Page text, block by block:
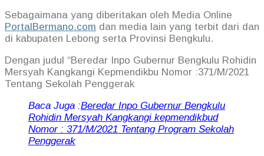
Sebagaimana yang diberitakan oleh Media Online
PortalBermano.com dan media lain yang terbit dari dan
di kabupaten Lebong serta Provinsi Bengkulu.
Dengan judul “Beredar Inpo Gubernur Bengkulu Rohidin
Mersyah Kangkangi Kepmendikbu Nomor :371/M/2021
Tentang Sekolah Penggerak
Baca Juga :Beredar Inpo Gubernur Bengkulu
Rohidin Mersyah Kangkangi kepmendikbud
Nomor : 371/M/2021 Tentang Program Sekolah
Penggerak